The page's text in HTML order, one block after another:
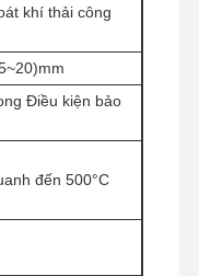
khí thải công
Điều kiện bảo
đến 500°C